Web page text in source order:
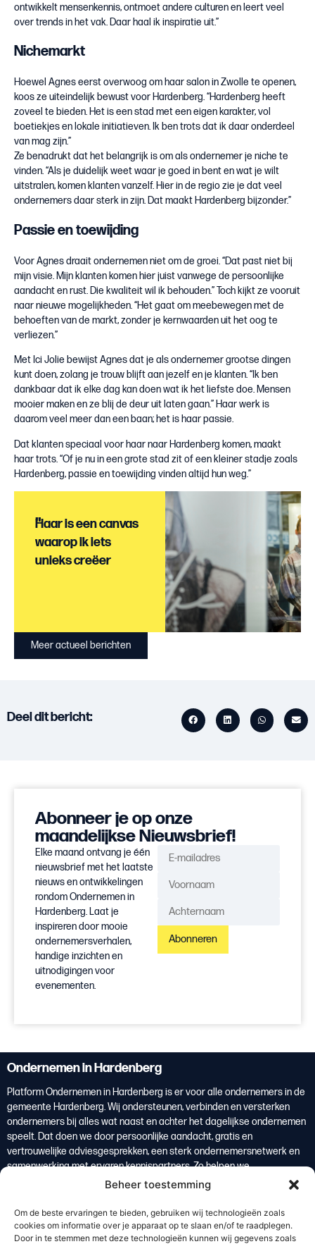
Beheer toestemming
Om de beste ervaringen te bieden, gebruiken wij technologieën zoals
cookies om informatie over je apparaat op te slaan en/of te raadplegen.
Door in te stemmen met deze technologieën kunnen wij gegevens zoals
ontwikkelt mensenkennis, ontmoet andere culturen en leert veel
over trends in het vak. Daar haal ik inspiratie uit.”
Nichemarkt
Hoewel Agnes eerst overwoog om haar salon in Zwolle te openen,
koos ze uiteindelijk bewust voor Hardenberg. “Hardenberg heeft
zoveel te bieden. Het is een stad met een eigen karakter, vol
boetiekjes en lokale initiatieven. Ik ben trots dat ik daar onderdeel
van mag zijn.”
Ze benadrukt dat het belangrijk is om als ondernemer je niche te
vinden. “Als je duidelijk weet waar je goed in bent en wat je wilt
uitstralen, komen klanten vanzelf. Hier in de regio zie je dat veel
ondernemers daar sterk in zijn. Dat maakt Hardenberg bijzonder.”
Passie en toewijding
Voor Agnes draait ondernemen niet om de groei. “Dat past niet bij
mijn visie. Mijn klanten komen hier juist vanwege de persoonlijke
aandacht en rust. Die kwaliteit wil ik behouden.” Toch kijkt ze vooruit
naar nieuwe mogelijkheden. “Het gaat om meebewegen met de
behoeften van de markt, zonder je kernwaarden uit het oog te
verliezen.”
Met Ici Jolie bewijst Agnes dat je als ondernemer grootse dingen
kunt doen, zolang je trouw blijft aan jezelf en je klanten. “Ik ben
dankbaar dat ik elke dag kan doen wat ik het liefste doe. Mensen
mooier maken en ze blij de deur uit laten gaan.” Haar werk is
daarom veel meer dan een baan; het is haar passie.
Dat klanten speciaal voor haar naar Hardenberg komen, maakt
haar trots. “Of je nu in een grote stad zit of een kleiner stadje zoals
Hardenberg, passie en toewijding vinden altijd hun weg.”
"
Haar is een canvas
waarop ik iets
unieks creëer
Meer actueel berichten
Deel dit bericht:
Abonneer je op onze
maandelijkse Nieuwsbrief!
Elke maand ontvang je één
nieuwsbrief met het laatste
nieuws en ontwikkelingen
rondom Ondernemen in
Hardenberg. Laat je
inspireren door mooie
ondernemersverhalen,
handige inzichten en
uitnodigingen voor
evenementen.
Abonneren
Ondernemen in Hardenberg
Platform Ondernemen in Hardenberg is er voor alle ondernemers in de
gemeente Hardenberg. Wij ondersteunen, verbinden en versterken
ondernemers bij alles wat naast en achter het dagelijkse ondernemen
speelt. Dat doen we door persoonlijke aandacht, gratis en
vertrouwelijke adviesgesprekken, een sterk ondernemersnetwerk en
samenwerking met ervaren kennispartners. Zo helpen we
ondernemers om overzicht te krijgen, weloverwogen keuzes te maken
en zijn daarmee een belangrijke bron van welvaart voor de regio
Hardenberg.